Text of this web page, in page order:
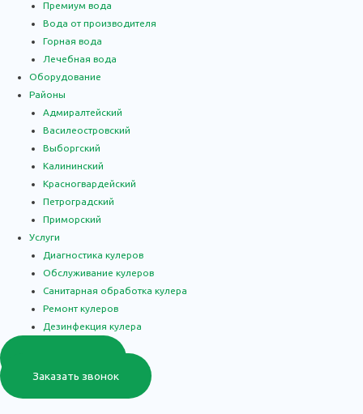
Премиум вода
Вода от производителя
Горная вода
Лечебная вода
Оборудование
Районы
Адмиралтейский
Василеостровский
Выборгский
Калининский
Красногвардейский
Петроградский
Приморский
Услуги
Диагностика кулеров
Обслуживание кулеров
Санитарная обработка кулера
Ремонт кулеров
Дезинфекция кулера
Заказать звонок